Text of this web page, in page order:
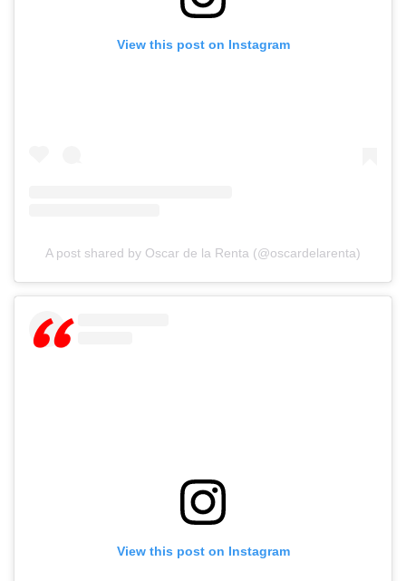
View this post on Instagram
A post shared by Oscar de la Renta (@oscardelarenta)
View this post on Instagram